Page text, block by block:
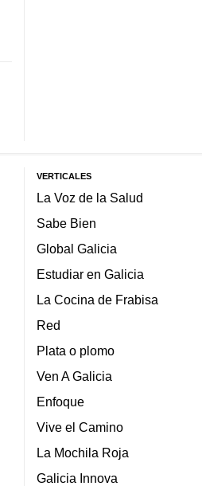
VERTICALES
La Voz de la Salud
Sabe Bien
Global Galicia
Estudiar en Galicia
La Cocina de Frabisa
Red
Plata o plomo
Ven A Galicia
Enfoque
Vive el Camino
La Mochila Roja
Galicia Innova